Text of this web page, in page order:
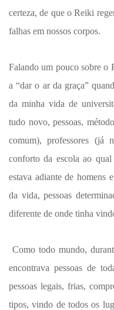
certeza, de que o Reiki
falhas em nossos corpos.
Falando um pouco sobre o
a “dar o ar da graça”
da minha vida de
tudo novo, pessoas,
comum), professores (já
conforto da escola ao
estava adiante de homens
da vida, pessoas
diferente de onde tinha
Como todo mundo,
encontrava pessoas de
pessoas legais, frias,
tipos, vindo de todos os